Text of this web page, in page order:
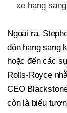
xe hạng
Ngoài ra,
đón hạng sang
hoặc đến các
Rolls-Royce
CEO
còn là biểu